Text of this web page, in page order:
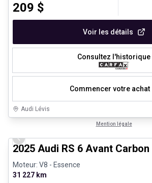
209 $
Voir les détails
Consultez l'historique
Commencer votre achat
Audi Lévis
Mention légale
Véhicules d'occasion certifiés
Previous slide
2025 Audi RS 6 Avant
Moteur: V8 - Essence
31 227 km